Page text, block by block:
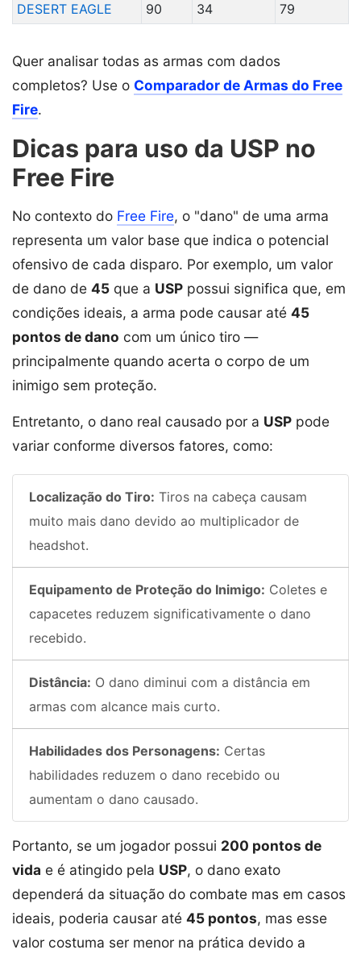
DESERT EAGLE
90 34 79
Quer analisar todas as armas com dados
completos? Use o Comparador de Armas do Free
Fire.
Dicas para uso da USP no
Free Fire
No contexto do Free Fire, o "dano" de uma arma
representa um valor base que indica o potencial
ofensivo de cada disparo. Por exemplo, um valor
de dano de 45 que a USP possui significa que, em
condições ideais, a arma pode causar até 45
pontos de dano com um único tiro —
principalmente quando acerta o corpo de um
inimigo sem proteção.
Entretanto, o dano real causado por a USP pode
variar conforme diversos fatores, como:
Localização do Tiro: Tiros na cabeça causam
muito mais dano devido ao multiplicador de
headshot.
Equipamento de Proteção do Inimigo: Coletes e
capacetes reduzem significativamente o dano
recebido.
Distância: O dano diminui com a distância em
armas com alcance mais curto.
Habilidades dos Personagens: Certas
habilidades reduzem o dano recebido ou
aumentam o dano causado.
Portanto, se um jogador possui 200 pontos de
vida e é atingido pela USP, o dano exato
dependerá da situação do combate mas em casos
ideais, poderia causar até 45 pontos, mas esse
valor costuma ser menor na prática devido a